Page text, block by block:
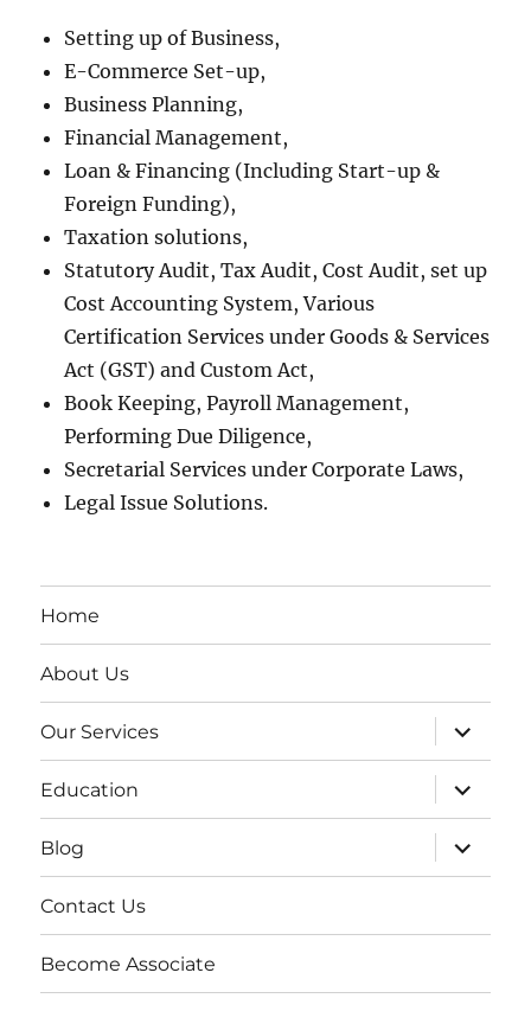
Setting up of Business,
E-Commerce Set-up,
Business Planning,
Financial Management,
Loan & Financing (Including Start-up &
Foreign Funding),
Taxation solutions,
Statutory Audit, Tax Audit, Cost Audit, set up
Cost Accounting System, Various
Certification Services under Goods & Services
Act (GST) and Custom Act,
Book Keeping, Payroll Management,
Performing Due Diligence,
Secretarial Services under Corporate Laws,
Legal Issue Solutions.
Home
About Us
Our Services
expand
child
menu
Education
expand
child
menu
Blog
expand
child
menu
Contact Us
Become Associate